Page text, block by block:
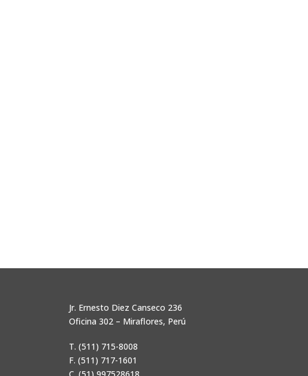
Jr. Ernesto Diez Canseco 236
Oficina 302 – Miraflores, Perú
T. (511) 715-8008
F. (511) 717-1601